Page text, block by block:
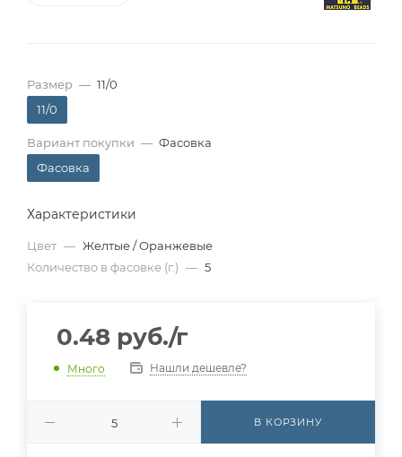
Размер — 11/0
11/0
Вариант покупки — Фасовка
Фасовка
Характеристики
Цвет — Желтые / Оранжевые
Количество в фасовке (г.) — 5
0.48 руб./г
Много Нашли дешевле?
В КОРЗИНУ